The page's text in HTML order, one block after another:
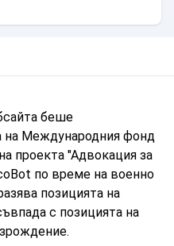
беше
на Международния фонд
проекта "Адвокация за
по време на военно
позицията на
с позицията на